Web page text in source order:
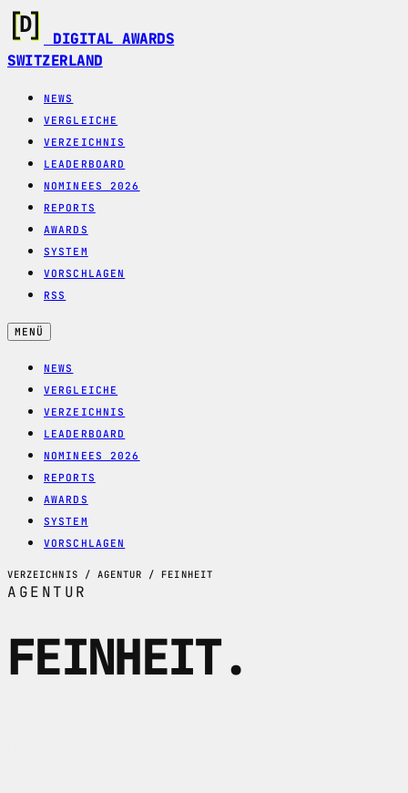
DIGITAL AWARDS
SWITZERLAND
NEWS
VERGLEICHE
VERZEICHNIS
LEADERBOARD
NOMINEES 2026
REPORTS
AWARDS
SYSTEM
VORSCHLAGEN
RSS
MENÜ
NEWS
VERGLEICHE
VERZEICHNIS
LEADERBOARD
NOMINEES 2026
REPORTS
AWARDS
SYSTEM
VORSCHLAGEN
VERZEICHNIS / AGENTUR / FEINHEIT
AGENTUR
FEINHEIT.